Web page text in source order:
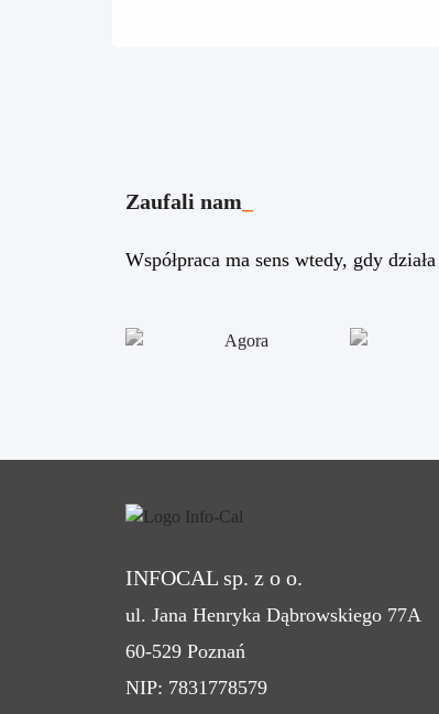
Zaufali nam
Współpraca ma sens wtedy, gdy
INFOCAL sp. z o o.
ul. Jana Henryka Dąbrowskiego 77A
60-529 Poznań
NIP: 7831778579